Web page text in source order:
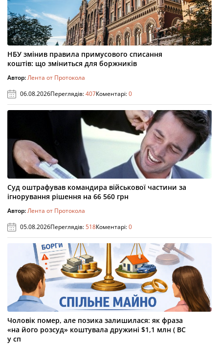
НБУ змінив правила примусового списання
коштів: що зміниться для боржників
Автор:Лента от Протокола
06.08.2026Переглядів:407Коментарі:0
Суд оштрафував командира військової частини за
ігнорування рішення на 66 560 грн
Автор:Лента от Протокола
05.08.2026Переглядів:518Коментарі:0
Чоловік помер, але позика залишилася: як фраза
«на його розсуд» коштувала дружині $1,1 млн ( ВС
у сп